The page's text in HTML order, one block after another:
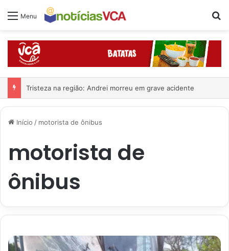
Menu
Tristeza na região: Andrei morreu em grave acidente
Início / motorista de ônibus
motorista de
ônibus